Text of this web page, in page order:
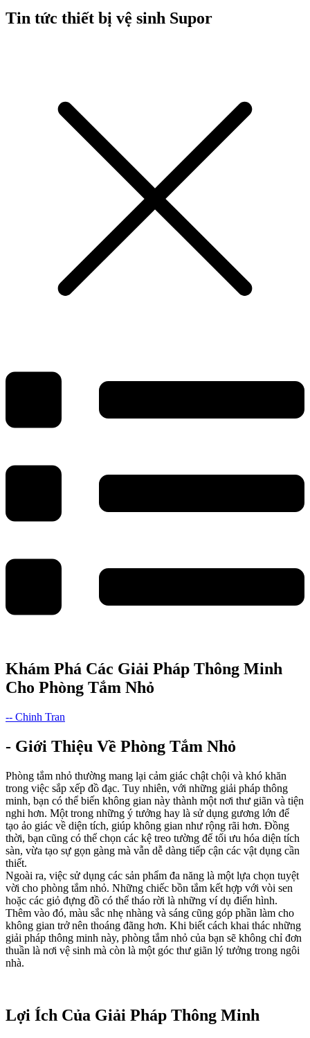
Tin tức thiết bị vệ sinh Supor
Khám Phá Các Giải Pháp Thông Minh
Cho Phòng Tắm Nhỏ
-- Chinh Tran
- Giới Thiệu Về Phòng Tắm Nhỏ
Phòng tắm nhỏ thường mang lại cảm giác chật chội và khó khăn
trong việc sắp xếp đồ đạc. Tuy nhiên, với những giải pháp thông
minh, bạn có thể biến không gian này thành một nơi thư giãn và tiện
nghi hơn. Một trong những ý tưởng hay là sử dụng gương lớn để
tạo ảo giác về diện tích, giúp không gian như rộng rãi hơn. Đồng
thời, bạn cũng có thể chọn các kệ treo tường để tối ưu hóa diện tích
sàn, vừa tạo sự gọn gàng mà vẫn dễ dàng tiếp cận các vật dụng cần
thiết.
Ngoài ra, việc sử dụng các sản phẩm đa năng là một lựa chọn tuyệt
vời cho phòng tắm nhỏ. Những chiếc bồn tắm kết hợp với vòi sen
hoặc các giỏ đựng đồ có thể tháo rời là những ví dụ điển hình.
Thêm vào đó, màu sắc nhẹ nhàng và sáng cũng góp phần làm cho
không gian trở nên thoáng đãng hơn. Khi biết cách khai thác những
giải pháp thông minh này, phòng tắm nhỏ của bạn sẽ không chỉ đơn
thuần là nơi vệ sinh mà còn là một góc thư giãn lý tưởng trong ngôi
nhà.
Lợi Ích Của Giải Pháp Thông Minh